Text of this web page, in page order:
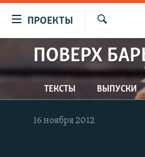
упрощенного
доступа
Вернуться
к
основному
ПРОЕКТЫ
ПРОГРАММЫ
ПОДКАСТЫ
АВТОРСКИЕ ПРОЕКТЫ
ЦИТАТЫ СВОБОДЫ
ПОВЕРХ
ТЕКСТЫ ВЫПУСКИ
16 ноября 2012